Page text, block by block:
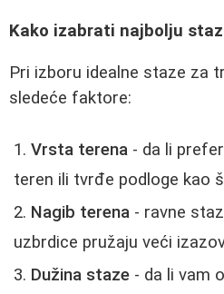
Kako izabrati najbolju
Pri izboru idealne staze za
sledeće faktore:
Vrsta terena - da li
teren ili tvrđe podloge kao
Nagib terena - ravne
uzbrdice pružaju veći
Dužina staze - da li vam